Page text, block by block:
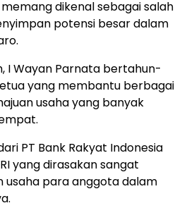
dikenal sebagai salah
potensi besar dalam
I Wayan Parnata bertahun-
yang membantu berbagai
usaha yang banyak
PT Bank Rakyat Indonesia
yang dirasakan sangat
usaha para anggota dalam